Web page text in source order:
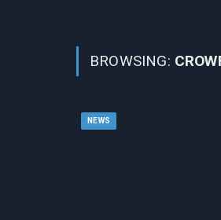
BROWSING:
NEWS